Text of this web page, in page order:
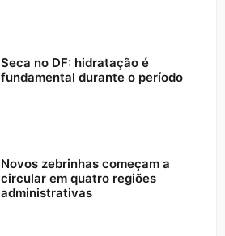
Seca no DF: hidratação é
fundamental durante o período
Novos zebrinhas começam a
circular em quatro regiões
administrativas